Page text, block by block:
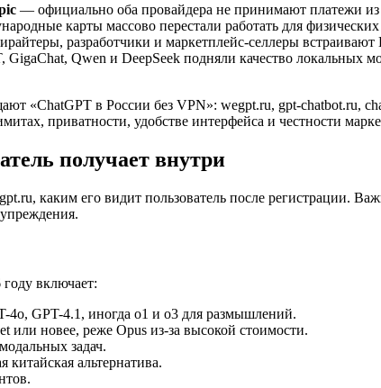
— официально оба провайдера не принимают платежи
карты массово перестали работать для
разработчики и маркетплейс-селлеры
Qwen и DeepSeek подняли качество локальных
«ChatGPT в России без VPN»: wegpt.ru, gpt-chatbot.ru,
приватности, удобстве интерфейса и честности
получает внутри
каким его видит пользователь после регистрации.
включает:
GPT-4.1, иногда o1 и o3 для размышлений.
или новее, реже Opus из-за высокой стоимости.
задач.
альтернатива.